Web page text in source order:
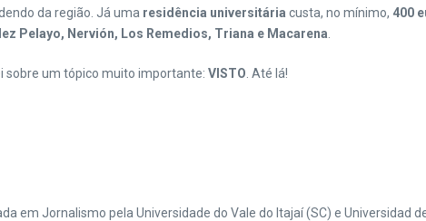
da região. Já uma residência universitária custa, no mínimo, 400
Pelayo, Nervión, Los Remedios, Triana e Macarena
sobre um tópico muito importante: VISTO . Até lá!
em Jornalismo pela Universidade do Vale do Itajaí (SC) e Universidad